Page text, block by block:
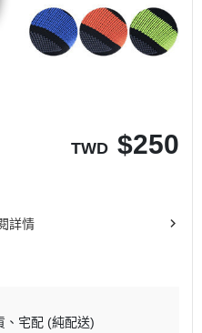
TWD $250
詳情
宅配 (純配送)